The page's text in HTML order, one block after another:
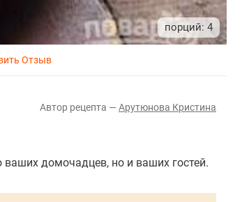
4
Арутюнова Кристина
ваших домочадцев, но и ваших гостей.